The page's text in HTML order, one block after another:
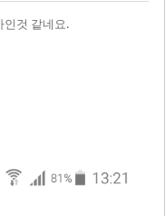
인것 같네요.